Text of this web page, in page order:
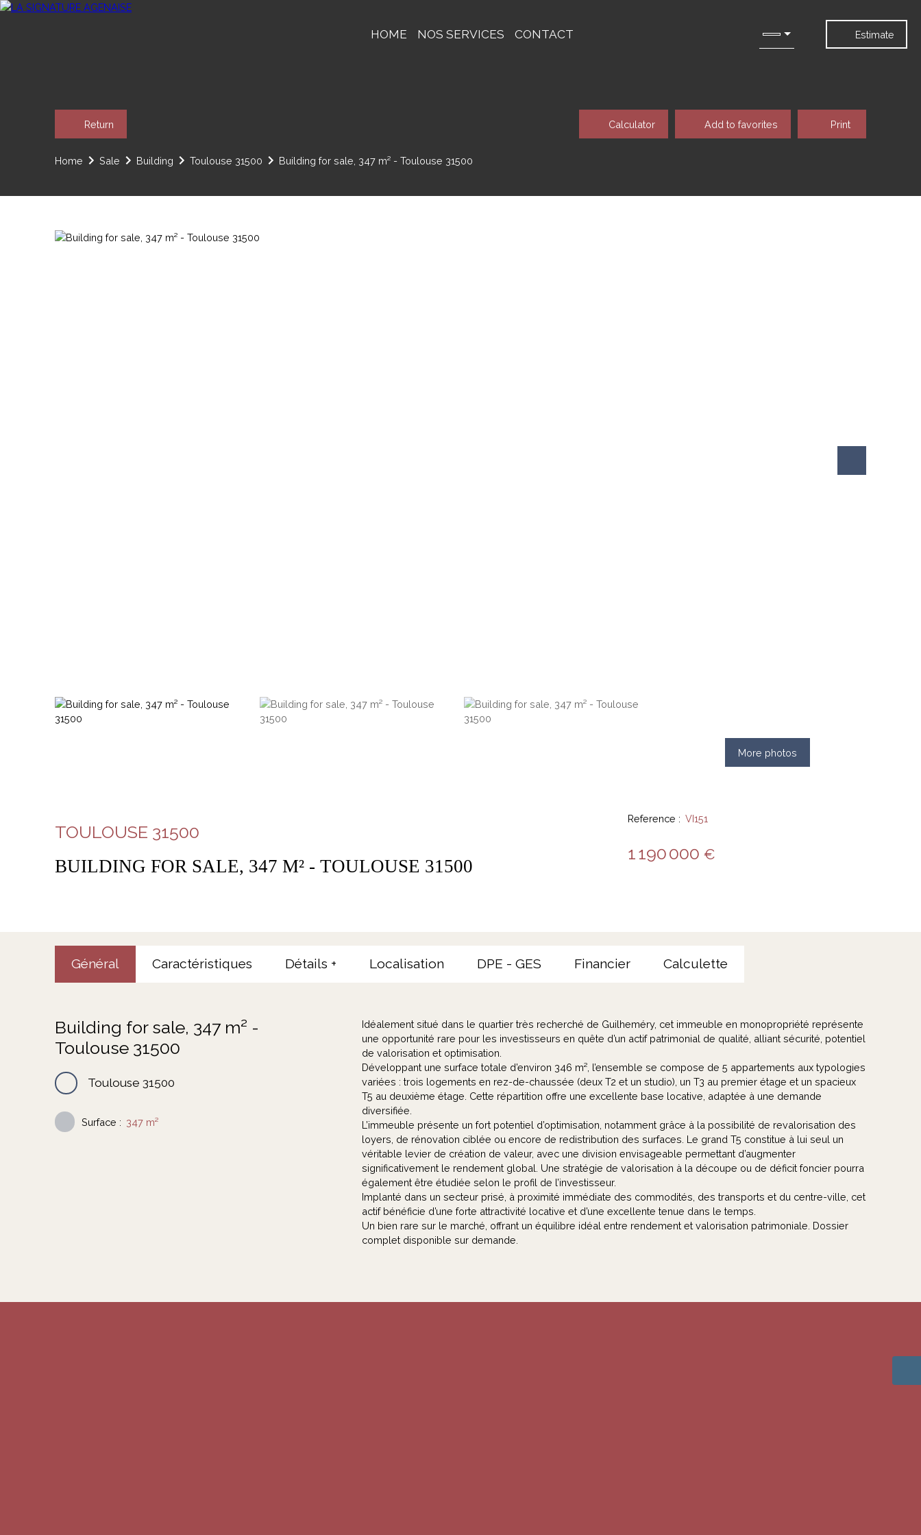
HOME NOS SERVICES CONTACT Estimate
Return Calculator Add to favorites Print
Home Sale Building Toulouse 31500 Building for sale, 347 m² - Toulouse 31500
More photos
TOULOUSE 31500
BUILDING FOR SALE, 347 M² - TOULOUSE 31500
Reference : VI151
1 190 000 €
Général Caractéristiques Détails + Localisation DPE - GES Financier Calculette
Building for sale, 347 m² -
Toulouse 31500
Toulouse 31500
Surface : 347 m²
Idéalement situé dans le quartier très recherché de Guilheméry, cet immeuble en monopropriété représente
une opportunité rare pour les investisseurs en quête d’un actif patrimonial de qualité, alliant sécurité, potentiel
de valorisation et optimisation.
Développant une surface totale d’environ 346 m², l’ensemble se compose de 5 appartements aux typologies
variées : trois logements en rez-de-chaussée (deux T2 et un studio), un T3 au premier étage et un spacieux
T5 au deuxième étage. Cette répartition offre une excellente base locative, adaptée à une demande
diversifiée.
L’immeuble présente un fort potentiel d’optimisation, notamment grâce à la possibilité de revalorisation des
loyers, de rénovation ciblée ou encore de redistribution des surfaces. Le grand T5 constitue à lui seul un
véritable levier de création de valeur, avec une division envisageable permettant d’augmenter
significativement le rendement global. Une stratégie de valorisation à la découpe ou de déficit foncier pourra
également être étudiée selon le profil de l’investisseur.
Implanté dans un secteur prisé, à proximité immédiate des commodités, des transports et du centre-ville, cet
actif bénéficie d’une forte attractivité locative et d’une excellente tenue dans le temps.
Un bien rare sur le marché, offrant un équilibre idéal entre rendement et valorisation patrimoniale. Dossier
complet disponible sur demande.